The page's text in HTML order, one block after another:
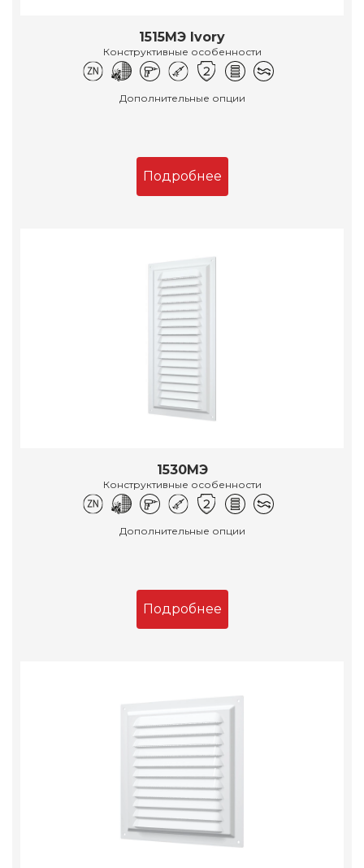
1515МЭ Ivory
Конструктивные особенности
Дополнительные опции
Подробнее
1530МЭ
Конструктивные особенности
Дополнительные опции
Подробнее